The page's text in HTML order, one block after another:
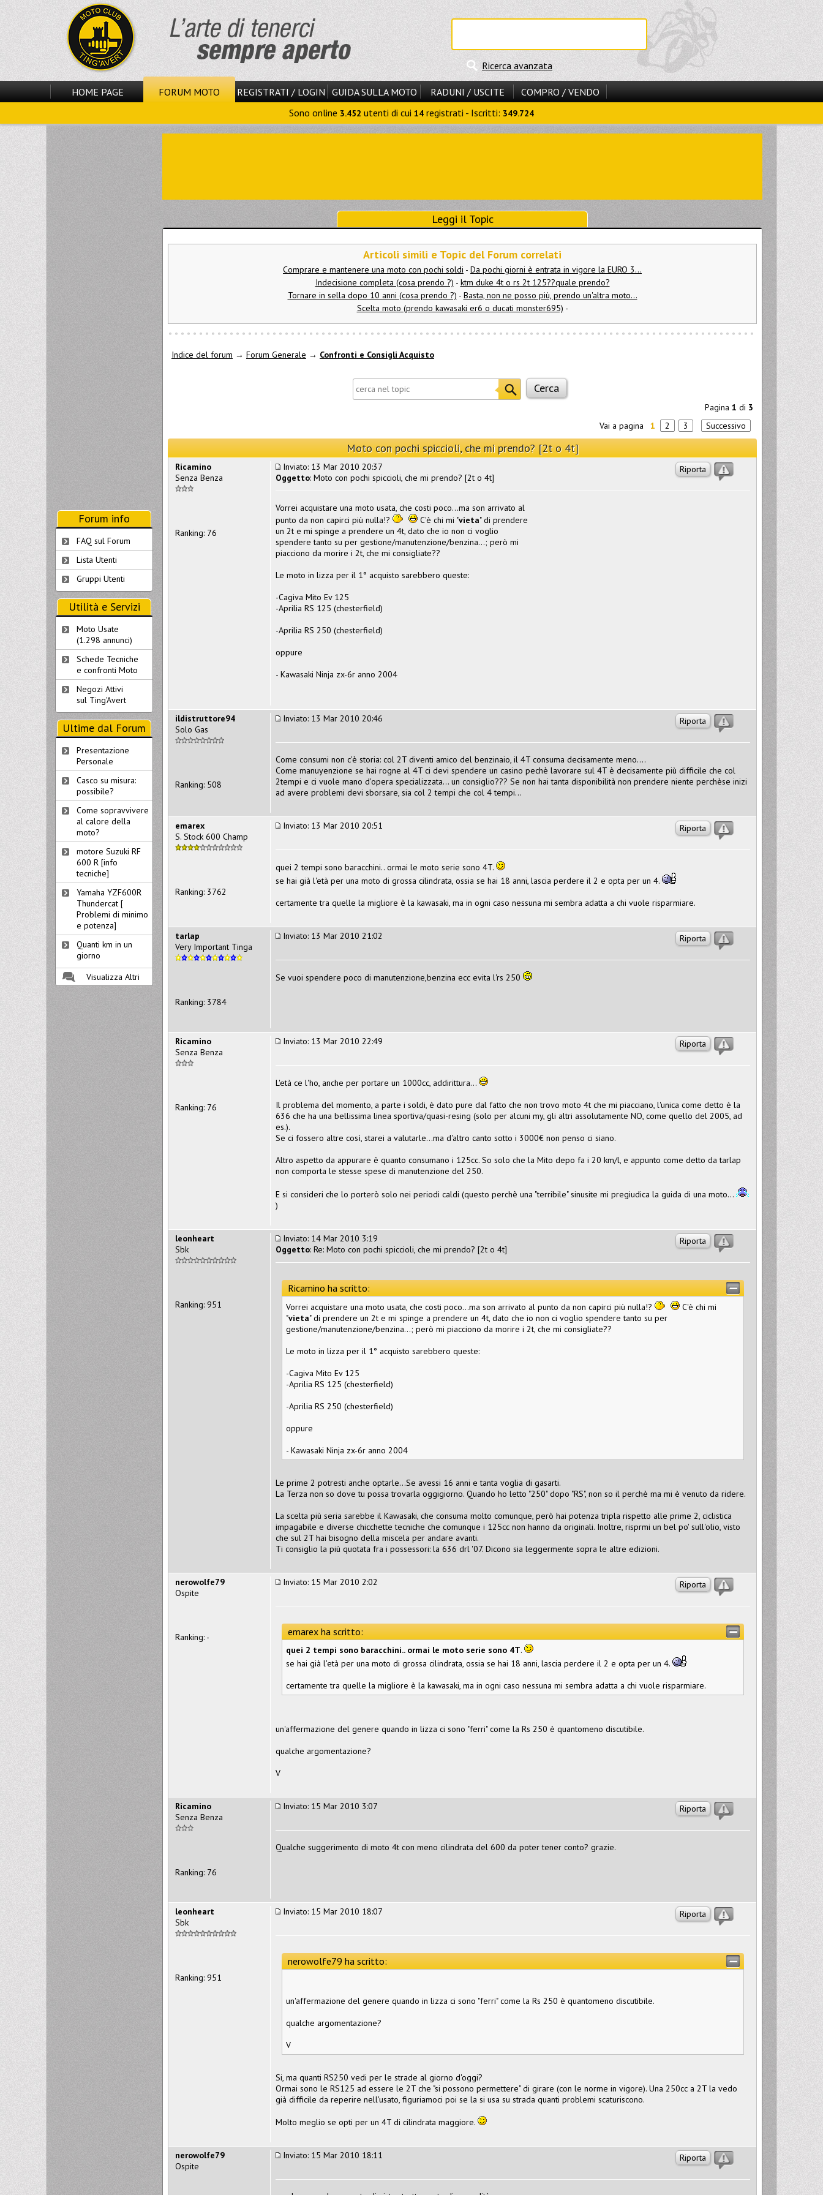
Ricerca avanzata
HOME PAGE FORUM MOTO REGISTRATI / LOGIN GUIDA SULLA MOTO RADUNI / USCITE
COMPRO / VENDO
Sono online 3.452 utenti di cui 14 registrati - Iscritti: 349.724
Leggi il Topic
Articoli simili e Topic del Forum correlati
Comprare e mantenere una moto con pochi soldi - Da pochi giorni è entrata in vigore la EURO 3...
Indecisione completa (cosa prendo ?) - ktm duke 4t o rs 2t 125??quale prendo?
Tornare in sella dopo 10 anni (cosa prendo ?) - Basta, non ne posso più, prendo un'altra moto...
Scelta moto (prendo kawasaki er6 o ducati monster695) -
Indice del forum → Forum Generale → Confronti e Consigli Acquisto
Pagina 1 di 3
Vai a pagina
1 2 3 Successivo
Moto con pochi spiccioli, che mi prendo? [2t o 4t]
Riporta
Inviato: 13 Mar 2010 20:37
Oggetto: Moto con pochi spiccioli, che mi prendo? [2t o 4t]
Vorrei acquistare una moto usata, che costi poco...ma son arrivato al
punto da non capirci più nulla!?
C'è chi mi "vieta" di prendere
un 2t e mi spinge a prendere un 4t, dato che io non ci voglio
spendere tanto su per gestione/manutenzione/benzina...; però mi
piacciono da morire i 2t, che mi consigliate??
Le moto in lizza per il 1° acquisto sarebbero queste:
-Cagiva Mito Ev 125
-Aprilia RS 125 (chesterfield)
-Aprilia RS 250 (chesterfield)
oppure
- Kawasaki Ninja zx-6r anno 2004
Ricamino
Senza Benza
Ranking: 76
Riporta
Inviato: 13 Mar 2010 20:46
Come consumi non c'è storia: col 2T diventi amico del benzinaio, il 4T consuma decisamente meno....
Come manuyenzione se hai rogne al 4T ci devi spendere un casino pechè lavorare sul 4T è decisamente più difficile che col
2tempi e ci vuole mano d'opera specializzata... un consiglio??? Se non hai tanta disponibilità non prendere niente perchèse inizi
ad avere problemi devi sborsare, sia col 2 tempi che col 4 tempi...
ildistruttore94
Solo Gas
Ranking: 508
Riporta
Inviato: 13 Mar 2010 20:51
quei 2 tempi sono baracchini.. ormai le moto serie sono 4T.
se hai già l'età per una moto di grossa cilindrata, ossia se hai 18 anni, lascia perdere il 2 e opta per un 4.
certamente tra quelle la migliore è la kawasaki, ma in ogni caso nessuna mi sembra adatta a chi vuole risparmiare.
emarex
S. Stock 600 Champ
Ranking: 3762
Riporta
Inviato: 13 Mar 2010 21:02
Se vuoi spendere poco di manutenzione,benzina ecc evita l'rs 250
tarlap
Very Important Tinga
Ranking: 3784
Riporta
Inviato: 13 Mar 2010 22:49
L'età ce l'ho, anche per portare un 1000cc, addirittura...
Il problema del momento, a parte i soldi, è dato pure dal fatto che non trovo moto 4t che mi piacciano, l'unica come detto è la
636 che ha una bellissima linea sportiva/quasi-resing (solo per alcuni my, gli altri assolutamente NO, come quello del 2005, ad
es.).
Se ci fossero altre così, starei a valutarle...ma d'altro canto sotto i 3000€ non penso ci siano.
Altro aspetto da appurare è quanto consumano i 125cc. So solo che la Mito depo fa i 20 km/l, e appunto come detto da tarlap
non comporta le stesse spese di manutenzione del 250.
E si consideri che lo porterò solo nei periodi caldi (questo perchè una "terribile" sinusite mi pregiudica la guida di una moto...
)
Ricamino
Senza Benza
Ranking: 76
Riporta
Inviato: 14 Mar 2010 3:19
Oggetto: Re: Moto con pochi spiccioli, che mi prendo? [2t o 4t]
Ricamino ha scritto:
Vorrei acquistare una moto usata, che costi poco...ma son arrivato al punto da non capirci più nulla!?
C'è chi mi
"vieta" di prendere un 2t e mi spinge a prendere un 4t, dato che io non ci voglio spendere tanto su per
gestione/manutenzione/benzina...; però mi piacciono da morire i 2t, che mi consigliate??
Le moto in lizza per il 1° acquisto sarebbero queste:
-Cagiva Mito Ev 125
-Aprilia RS 125 (chesterfield)
-Aprilia RS 250 (chesterfield)
oppure
- Kawasaki Ninja zx-6r anno 2004
Le prime 2 potresti anche optarle...Se avessi 16 anni e tanta voglia di gasarti.
La Terza non so dove tu possa trovarla oggigiorno. Quando ho letto "250" dopo "RS", non so il perchè ma mi è venuto da ridere.
La scelta più seria sarebbe il Kawasaki, che consuma molto comunque, però hai potenza tripla rispetto alle prime 2, ciclistica
impagabile e diverse chicchette tecniche che comunque i 125cc non hanno da originali. Inoltre, risprmi un bel po' sull'olio, visto
che sul 2T hai bisogno della miscela per andare avanti.
Ti consiglio la più quotata fra i possessori: la 636 drl '07. Dicono sia leggermente sopra le altre edizioni.
leonheart
Sbk
Ranking: 951
Riporta
Inviato: 15 Mar 2010 2:02
emarex ha scritto:
quei 2 tempi sono baracchini.. ormai le moto serie sono 4T.
se hai già l'età per una moto di grossa cilindrata, ossia se hai 18 anni, lascia perdere il 2 e opta per un 4.
certamente tra quelle la migliore è la kawasaki, ma in ogni caso nessuna mi sembra adatta a chi vuole risparmiare.
un'affermazione del genere quando in lizza ci sono "ferri" come la Rs 250 è quantomeno discutibile.
qualche argomentazione?
V
nerowolfe79
Ospite
Ranking: -
Riporta
Inviato: 15 Mar 2010 3:07
Qualche suggerimento di moto 4t con meno cilindrata del 600 da poter tener conto? grazie.
Ricamino
Senza Benza
Ranking: 76
Riporta
Inviato: 15 Mar 2010 18:07
nerowolfe79 ha scritto:
un'affermazione del genere quando in lizza ci sono "ferri" come la Rs 250 è quantomeno discutibile.
qualche argomentazione?
V
Si, ma quanti RS250 vedi per le strade al giorno d'oggi?
Ormai sono le RS125 ad essere le 2T che "si possono permettere" di girare (con le norme in vigore). Una 250cc a 2T la vedo
già difficile da reperire nell'usato, figuriamoci poi se la si usa su strada quanti problemi scaturiscono.
Molto meglio se opti per un 4T di cilindrata maggiore.
leonheart
Sbk
Ranking: 951
Riporta
Inviato: 15 Mar 2010 18:11
nerowolfe79
Ospite
Forum info
FAQ sul Forum
Lista Utenti
Gruppi Utenti
Utilità e Servizi
Moto Usate
(1.298 annunci)
Schede Tecniche
e confronti Moto
Negozi Attivi
sul Ting'Avert
Ultime dal Forum
Presentazione
Personale
Casco su misura:
possibile?
Come sopravvivere
al calore della
moto?
motore Suzuki RF
600 R [info
tecniche]
Yamaha YZF600R
Thundercat [
Problemi di minimo
e potenza]
Quanti km in un
giorno
Visualizza Altri